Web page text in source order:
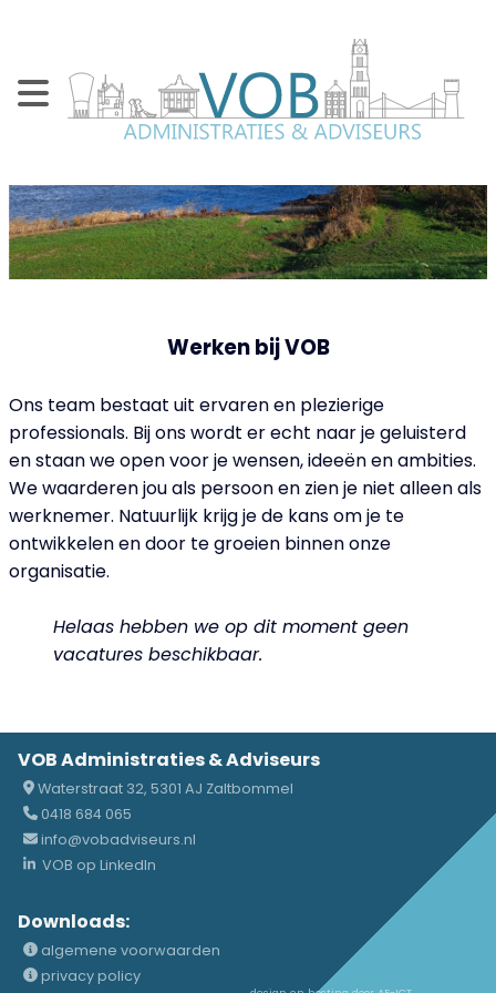
Werken bij VOB
Ons team bestaat uit ervaren en plezierige
professionals. Bij ons wordt er echt naar je geluisterd
en staan we open voor je wensen, ideeën en ambities.
We waarderen jou als persoon en zien je niet alleen als
werknemer. Natuurlijk krijg je de kans om je te
ontwikkelen en door te groeien binnen onze
organisatie.
Helaas hebben we op dit moment geen
vacatures beschikbaar.
VOB Administraties & Adviseurs
Waterstraat 32, 5301 AJ Zaltbommel
0418 684 065
info@vobadviseurs.nl
VOB op LinkedIn
Downloads:
algemene voorwaarden
privacy policy